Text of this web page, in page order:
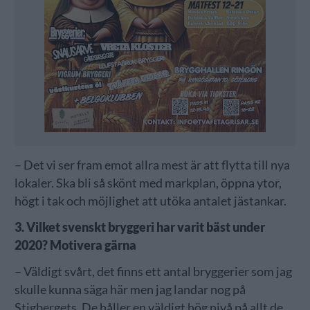
– Det vi ser fram emot allra mest är att flytta till nya
lokaler. Ska bli så skönt med markplan, öppna ytor,
högt i tak och möjlighet att utöka antalet jästankar.
3. Vilket svenskt bryggeri har varit bäst under
2020? Motivera gärna
– Väldigt svårt, det finns ett antal bryggerier som jag
skulle kunna säga här men jag landar nog på